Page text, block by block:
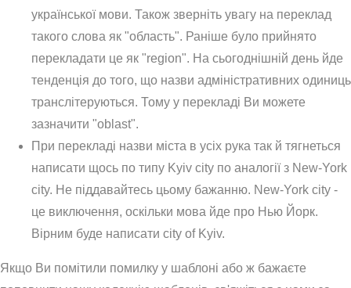
української мови. Також зверніть увагу на переклад
такого слова як "область". Раніше було прийнято
перекладати це як "region". На сьогоднішній день йде
тенденція до того, що назви адміністративних одиниць
транслітеруються. Тому у перекладі Ви можете
зазначити "oblast".
При перекладі назви міста в усіх рука так й тягнеться
написати щось по типу Kyiv city по аналогії з New-York
city. Не піддавайтесь цьому бажанню. New-York city -
це виключення, оскільки мова йде про Нью Йорк.
Вірним буде написати city of Kyiv.
Якщо Ви помітили помилку у шаблоні або ж бажаєте